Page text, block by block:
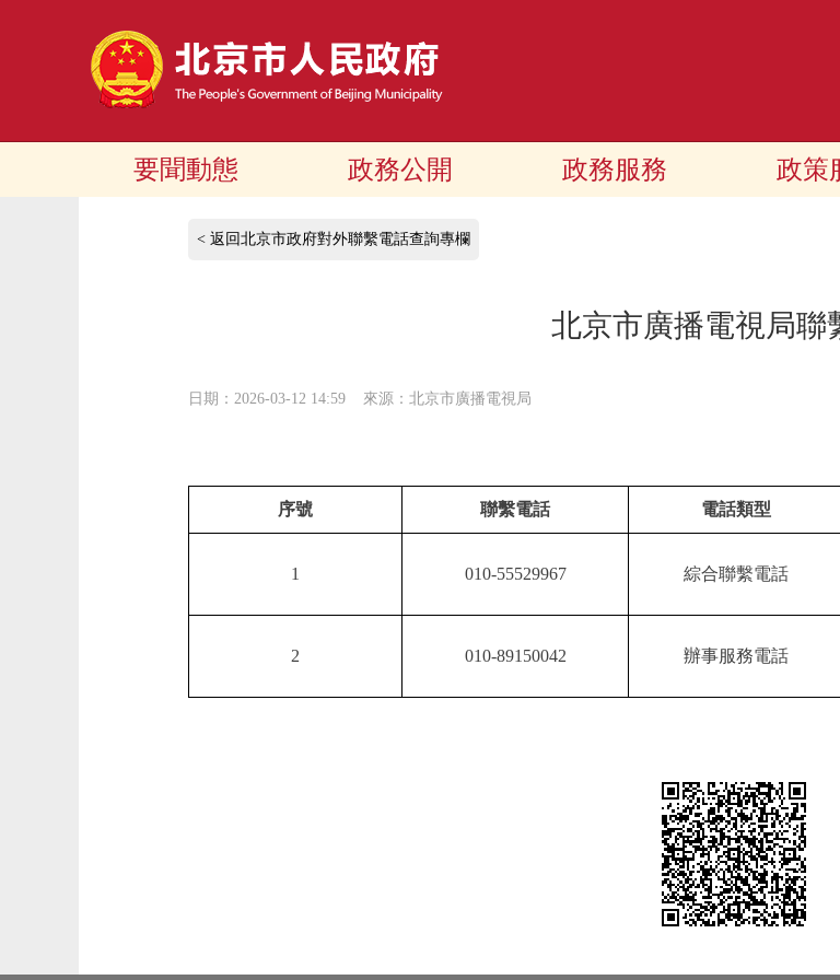
要聞動態 政務公開 政務服務 政策
< 返回北京市政府對外聯繫電話查詢專欄
北京市廣播電視局聯
日期：2026-03-12 14:59 來源：北京市廣播電視局
序號 聯繫電話 電話類型
1 010-55529967 綜合聯繫電話
2 010-89150042 辦事服務電話